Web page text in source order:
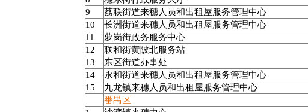
9
荔联街道来穗人员和出租屋服务管理中心
10
长洲街道来穗人员和出租屋服务管理中心
11
萝岗街政务服务中心
12
联和街黄陂北服务站
13
东区街道办事处
14
永和街道来穗人员和出租屋服务管理中心
15
九龙镇来穗人员和出租屋服务管理中心
番禺区